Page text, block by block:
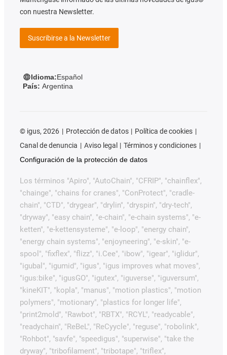
con nuestra Newsletter.
Suscribirse a la Newsletter
Idioma:Español
País: Argentina
© igus, 2026 Protección de datos
Política de cookies
Canal de denuncia
Aviso legal
Términos y condiciones
Configuración de la protección de datos
Los términos "Apiro", "AutoChain", "CFRIP", "chainflex",
"chainge", "chains for cranes", "ConProtect", "cradle-
chain", "CTD", "drygear", "drylin", "dryspin", "dry-tech",
"dryway", "easy chain", "e-chain", "e-chain systems", "e-
ketten", "e-kettensysteme", "e-loop", "energy chain",
"energy chain systems", "enjoyneering", "e-skin", "e-
spool", "fixflex", "flizz", "i.Cee", "ibow", "igear", "iglidur",
"igubal", "igumid", "igus", "igus improves what moves",
"igus:bike", "igusGO", "igutex", "iguverse", "iguversum",
"kineKIT", "kopla", "manus", "motion plastics", "motion
polymers", "motionary", "plastics for longer life",
"print2mold", "Rawbot", "RBTX", "RCYL", "readycable",
"readychain", "ReBeL", "ReCyycle", "reguse", "robolink",
"Rohbot", "savfe", "speedigus", "superwise", "take the
dryway", "tribofilament", "tribotape", "triflex",